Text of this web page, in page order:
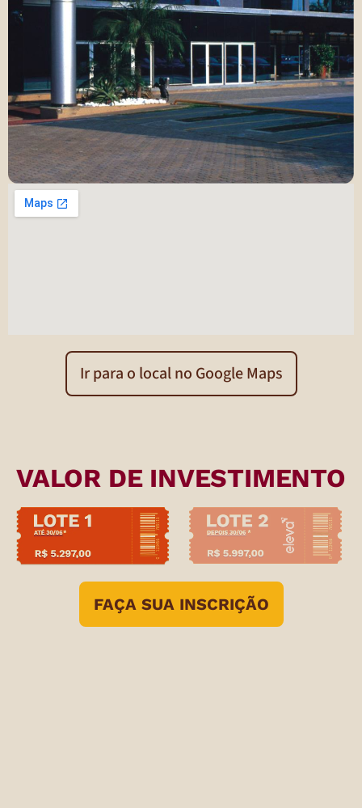
Ir para o local no Google Maps
VALOR DE INVESTIMENTO
FAÇA SUA INSCRIÇÃO